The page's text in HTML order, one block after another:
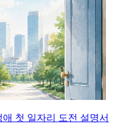
애 첫 일자리 도전 설명서